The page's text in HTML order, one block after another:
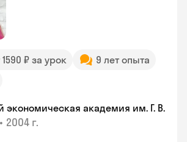
1590 ₽ за урок
9 лет опыта
экономическая академия им. Г. В.
• 2004 г.